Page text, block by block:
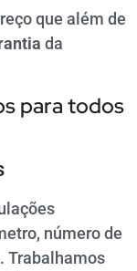
que além de
da
para todos
número de
Trabalhamos